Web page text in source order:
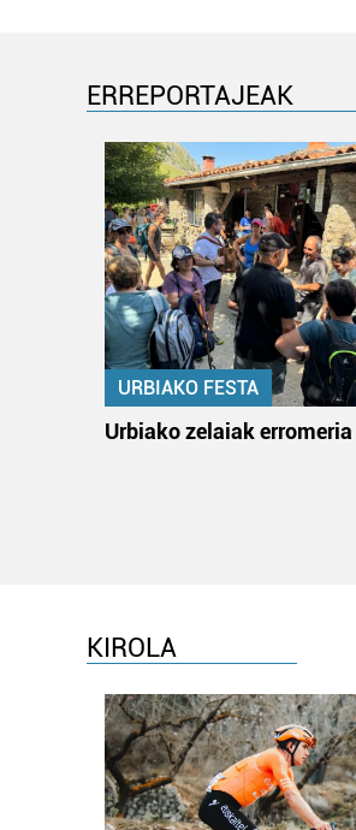
ERREPORTAJEAK
URBIAKO FESTA
Urbiako zelaiak
KIROLA